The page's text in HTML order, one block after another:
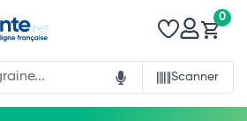
Scanner
0